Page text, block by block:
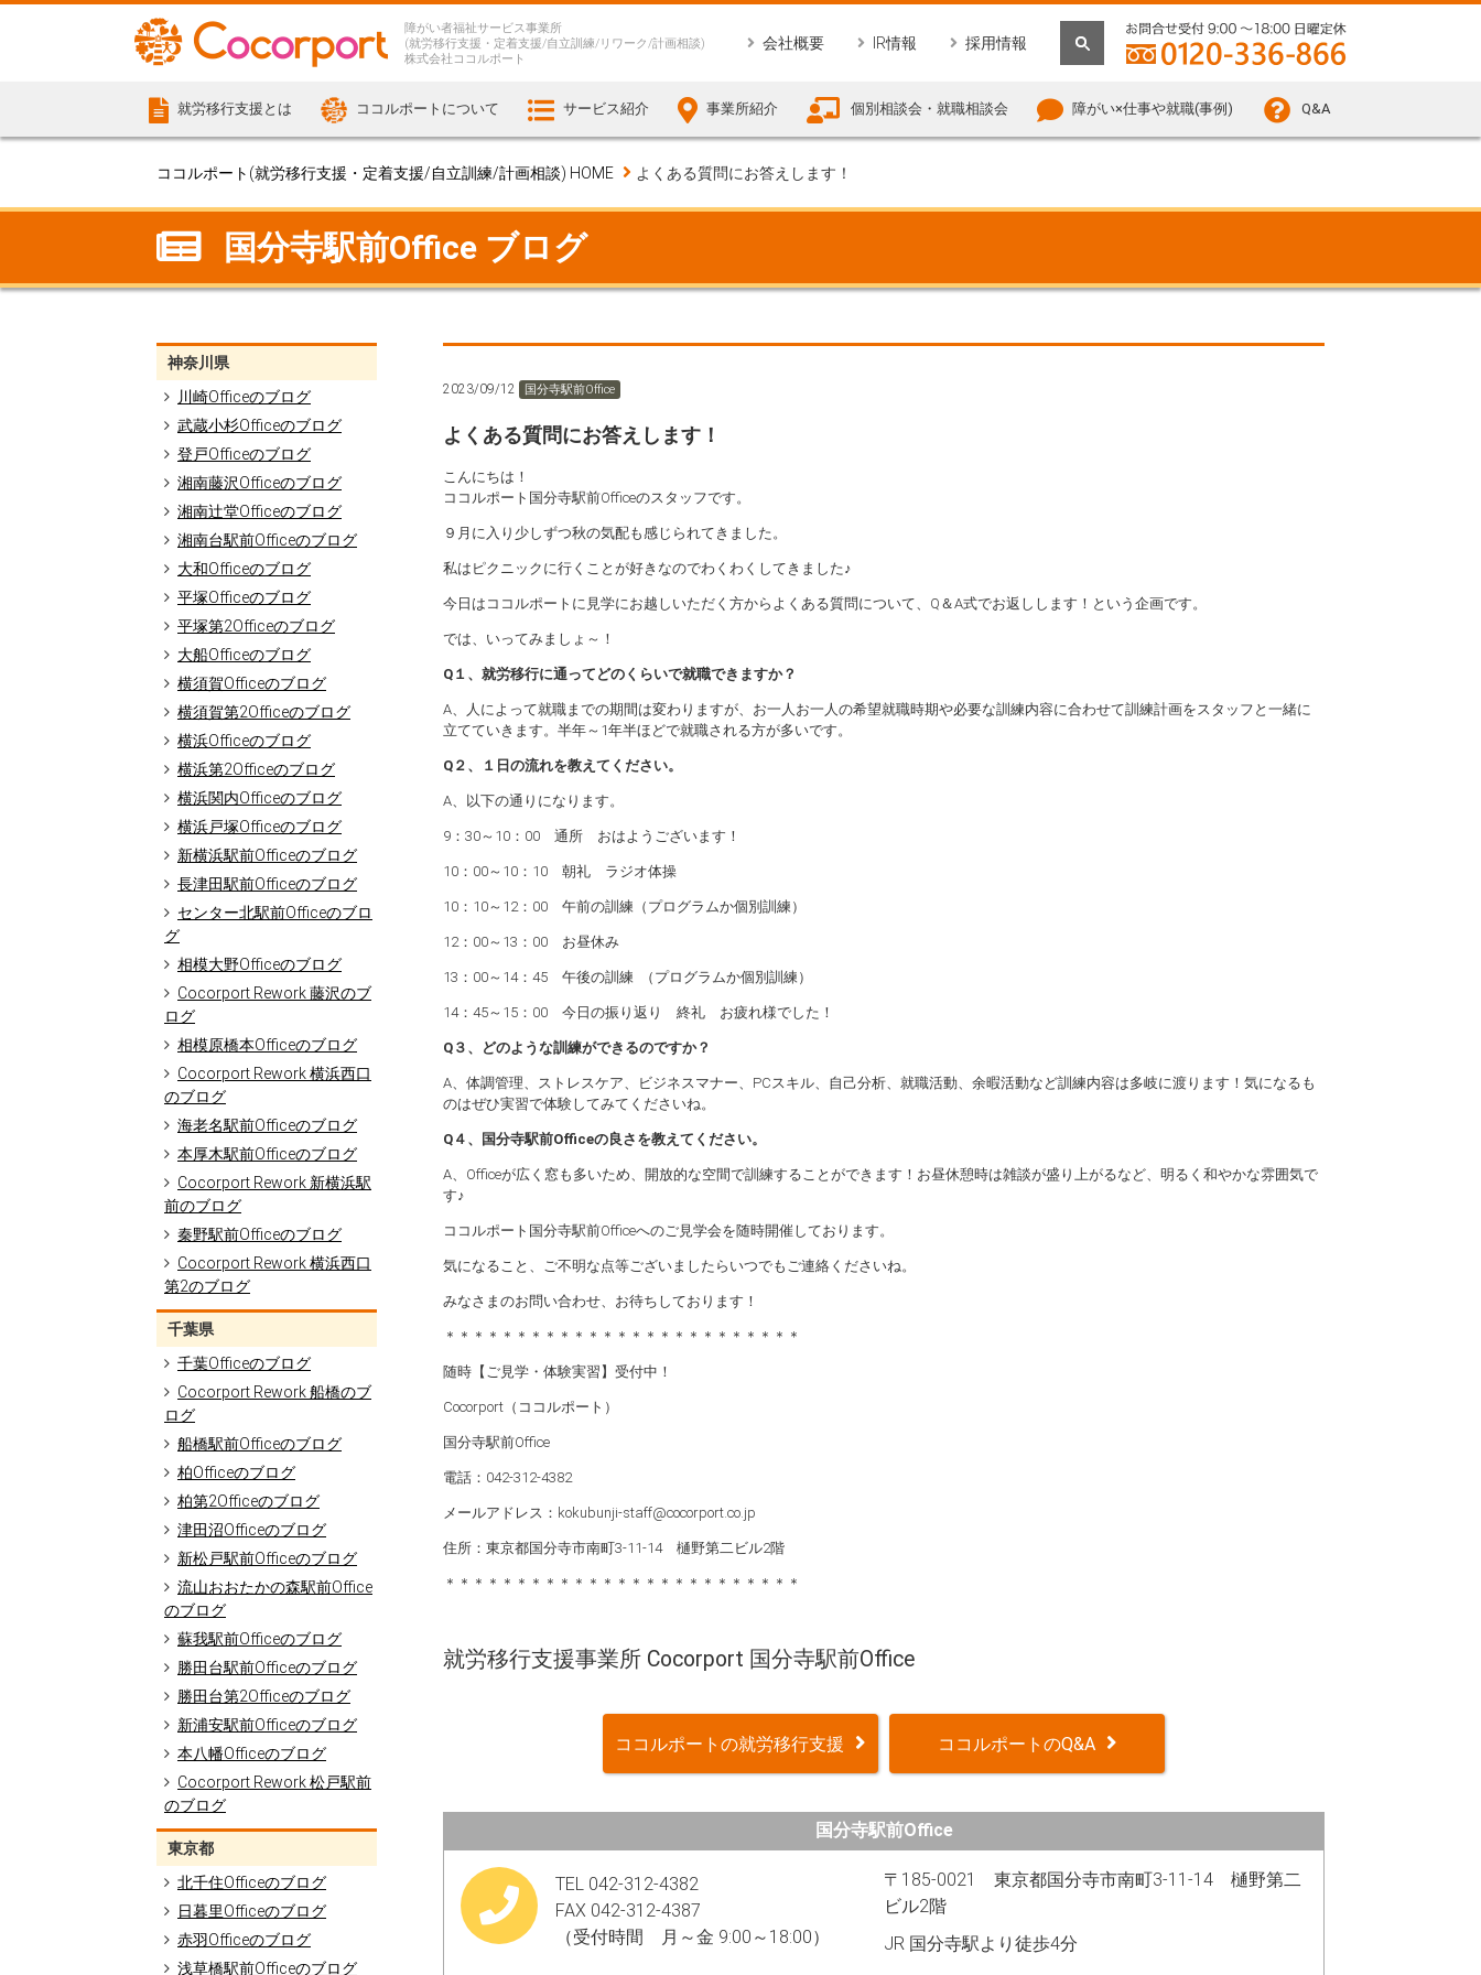
障がい者福祉サービス事業所
(就労移行支援・定着支援/自立訓練/リワーク/計画相談)
株式会社ココルポート
会社概要 IR情報 採用情報
就労移行支援とは ココルポートについて サービス紹介 事業所紹介 個別相談会・就職相談会 障がい×仕事や就職(事例) Q&A
ココルポート(就労移行支援・定着支援/自立訓練/計画相談) HOME よくある質問にお答えします！
国分寺駅前Office ブログ
神奈川県
川崎Officeのブログ
武蔵小杉Officeのブログ
登戸Officeのブログ
湘南藤沢Officeのブログ
湘南辻堂Officeのブログ
湘南台駅前Officeのブログ
大和Officeのブログ
平塚Officeのブログ
平塚第2Officeのブログ
大船Officeのブログ
横須賀Officeのブログ
横須賀第2Officeのブログ
横浜Officeのブログ
横浜第2Officeのブログ
横浜関内Officeのブログ
横浜戸塚Officeのブログ
新横浜駅前Officeのブログ
長津田駅前Officeのブログ
センター北駅前Officeのブロ
グ
相模大野Officeのブログ
Cocorport Rework 藤沢のブ
ログ
相模原橋本Officeのブログ
Cocorport Rework 横浜西口
のブログ
海老名駅前Officeのブログ
本厚木駅前Officeのブログ
Cocorport Rework 新横浜駅
前のブログ
秦野駅前Officeのブログ
Cocorport Rework 横浜西口
第2のブログ
千葉県
千葉Officeのブログ
Cocorport Rework 船橋のブ
ログ
船橋駅前Officeのブログ
柏Officeのブログ
柏第2Officeのブログ
津田沼Officeのブログ
新松戸駅前Officeのブログ
流山おおたかの森駅前Office
のブログ
蘇我駅前Officeのブログ
勝田台駅前Officeのブログ
勝田台第2Officeのブログ
新浦安駅前Officeのブログ
本八幡Officeのブログ
Cocorport Rework 松戸駅前
のブログ
東京都
北千住Officeのブログ
日暮里Officeのブログ
赤羽Officeのブログ
浅草橋駅前Officeのブログ
2023/09/12 国分寺駅前Office
よくある質問にお答えします！
こんにちは！
ココルポート国分寺駅前Officeのスタッフです。
９月に入り少しずつ秋の気配も感じられてきました。
私はピクニックに行くことが好きなのでわくわくしてきました♪
今日はココルポートに見学にお越しいただく方からよくある質問について、Q＆A式でお返しします！という企画です。
では、いってみましょ～！
Q１、就労移行に通ってどのくらいで就職できますか？
A、人によって就職までの期間は変わりますが、お一人お一人の希望就職時期や必要な訓練内容に合わせて訓練計画をスタッフと一緒に
立てていきます。半年～1年半ほどで就職される方が多いです。
Q２、１日の流れを教えてください。
A、以下の通りになります。
9：30～10：00 通所 おはようございます！
10：00～10：10 朝礼 ラジオ体操
10：10～12：00 午前の訓練（プログラムか個別訓練）
12：00～13：00 お昼休み
13：00～14：45 午後の訓練 （プログラムか個別訓練）
14：45～15：00 今日の振り返り 終礼 お疲れ様でした！
Q３、どのような訓練ができるのですか？
A、体調管理、ストレスケア、ビジネスマナー、PCスキル、自己分析、就職活動、余暇活動など訓練内容は多岐に渡ります！気になるも
のはぜひ実習で体験してみてくださいね。
Q４、国分寺駅前Officeの良さを教えてください。
A、Officeが広く窓も多いため、開放的な空間で訓練することができます！お昼休憩時は雑談が盛り上がるなど、明るく和やかな雰囲気で
す♪
ココルポート国分寺駅前Officeへのご見学会を随時開催しております。
気になること、ご不明な点等ございましたらいつでもご連絡くださいね。
みなさまのお問い合わせ、お待ちしております！
＊＊＊＊＊＊＊＊＊＊＊＊＊＊＊＊＊＊＊＊＊＊＊＊＊
随時【ご見学・体験実習】受付中！
Cocorport（ココルポート）
国分寺駅前Office
電話：042-312-4382
メールアドレス：kokubunji-staff@cocorport.co.jp
住所：東京都国分寺市南町3-11-14 樋野第二ビル2階
＊＊＊＊＊＊＊＊＊＊＊＊＊＊＊＊＊＊＊＊＊＊＊＊＊
就労移行支援事業所 Cocorport 国分寺駅前Office
ココルポートの就労移行支援 ココルポートのQ&A
国分寺駅前Office
TEL 042-312-4382
FAX 042-312-4387
（受付時間 月～金 9:00～18:00）
〒185-0021 東京都国分寺市南町3-11-14 樋野第二
ビル2階
JR 国分寺駅より徒歩4分